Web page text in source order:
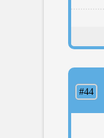
#44